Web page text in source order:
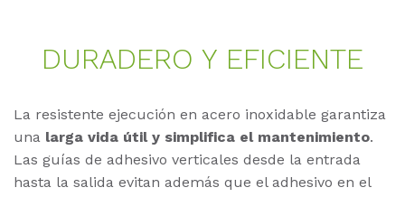
DU­RA­DE­RO Y EFI­CI­EN­TE
La resistente ejecución en acero inoxidable garantiza
una larga vida útil y simplifica el mantenimiento.
Las guías de adhesivo verticales desde la entrada
hasta la salida evitan además que el adhesivo en el